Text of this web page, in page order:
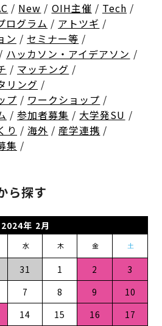
/ New / OIH主催 / Tech /
ログラム / アトツギ /
ン / セミナー等 /
/ ハッカソン・アイデアソン /
/ マッチング /
リング /
プ / ワークショップ /
/ 参加者募集 / 大学発SU /
り / 海外 / 産学連携 /
集 /
ら探す
2024年 2月
水 木 金 土
31 1 2
3
7 8 9
10
14 15 16
17